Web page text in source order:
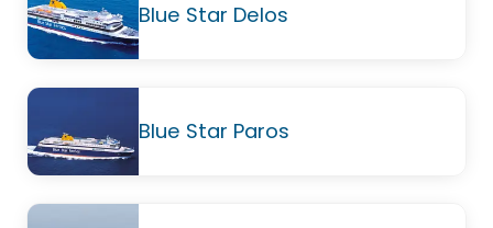
Blue Star Delos
Blue Star Paros